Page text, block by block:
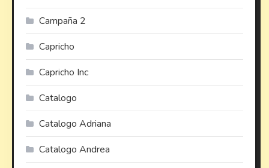
Campaña 2
Capricho
Capricho Inc
Catalogo
Catalogo Adriana
Catalogo Andrea